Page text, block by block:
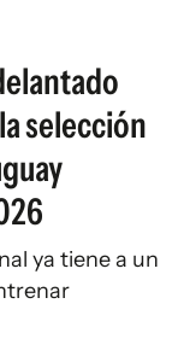
selección
ya tiene a un